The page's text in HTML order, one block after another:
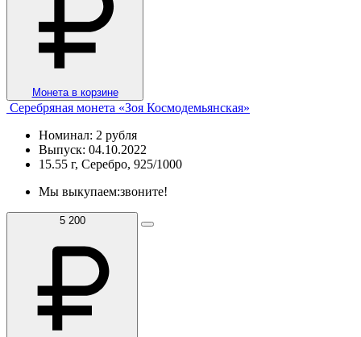
Монета в корзине
Серебряная монета «Зоя Космодемьянская»
Номинал: 2 рубля
Выпуск: 04.10.2022
15.55 г, Серебро, 925/1000
Мы выкупаем:звоните!
5 200